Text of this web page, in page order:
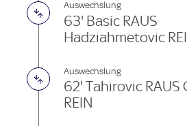
Auswechslung
63' Basic RAUS
Hadziahmetovic
Auswechslung
62' Tahirovic RAUS
REIN